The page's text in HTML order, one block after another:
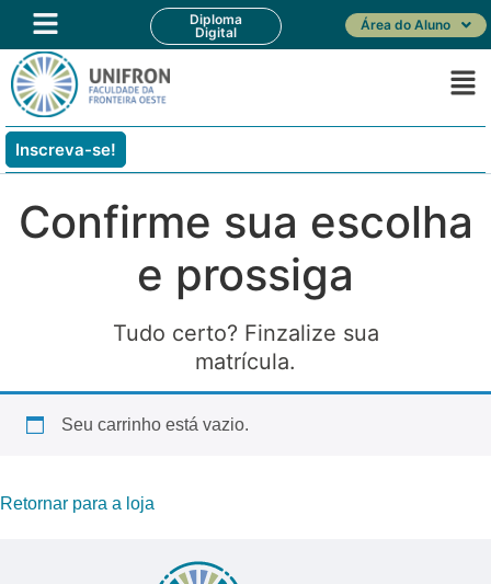
Diploma
Digital
Área do Aluno
Inscreva-se!
Confirme sua escolha
e prossiga
Tudo certo? Finzalize sua
matrícula.
Seu carrinho está vazio.
Retornar para a loja